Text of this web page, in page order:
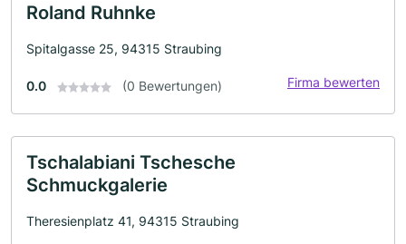
Roland Ruhnke
Spitalgasse 25, 94315 Straubing
0.0 (0 Bewertungen) Firma bewerten
Tschalabiani Tschesche
Schmuckgalerie
Theresienplatz 41, 94315 Straubing